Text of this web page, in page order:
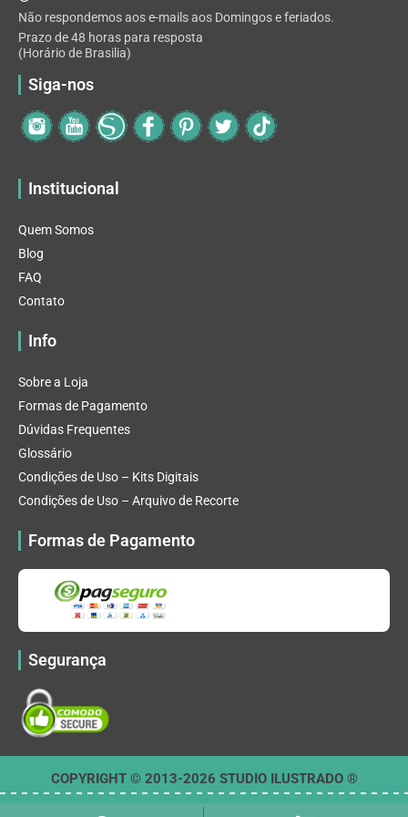
Não respondemos aos e-mails aos Domingos e feriados.
Prazo de 48 horas para resposta
(Horário de Brasilia)
Siga-nos
Institucional
Quem Somos
Blog
FAQ
Contato
Info
Sobre a Loja
Formas de Pagamento
Dúvidas Frequentes
Glossário
Condições de Uso – Kits Digitais
Condições de Uso – Arquivo de Recorte
Formas de Pagamento
Segurança
COPYRIGHT © 2013-2026 STUDIO ILUSTRADO ®